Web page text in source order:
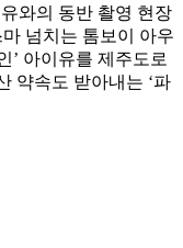
와의 동반 촬영 현장
넘치는 톰보이 아우
’ 아이유를 제주도로
약속도 받아내는 ‘파